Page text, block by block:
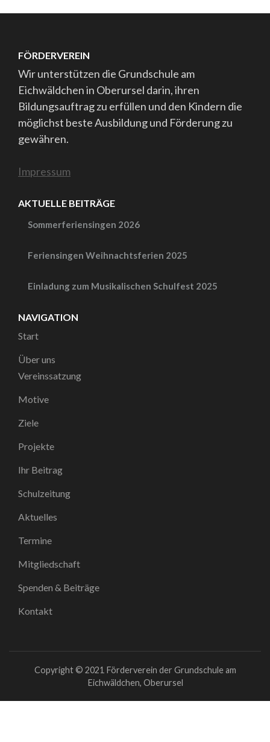
FÖRDERVEREIN
Wir unterstützen die Grundschule am
Eichwäldchen in Oberursel darin, ihren
Bildungsauftrag zu erfüllen und den Kindern die
möglichst beste Ausbildung und Förderung zu
gewähren.
Impressum
AKTUELLE BEITRÄGE
Sommerferiensingen 2026
Feriensingen Weihnachtsferien 2025
Einladung zum Musikalischen Schulfest 2025
NAVIGATION
Start
Über uns
Vereinssatzung
Motive
Ziele
Projekte
Ihr Beitrag
Schulzeitung
Aktuelles
Termine
Mitgliedschaft
Spenden & Beiträge
Kontakt
Copyright © 2021 Förderverein der Grundschule am
Eichwäldchen, Oberursel